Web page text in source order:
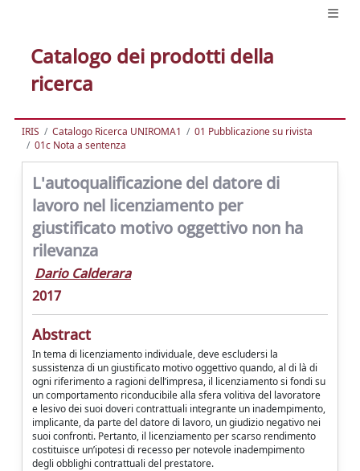
Catalogo dei prodotti della
ricerca
IRIS Catalogo Ricerca UNIROMA1
01 Pubblicazione su rivista
01c Nota a sentenza
L'autoqualificazione del datore di
lavoro nel licenziamento per
giustificato motivo oggettivo non ha
rilevanza
Dario Calderara
2017
Abstract
In tema di licenziamento individuale, deve escludersi la
sussistenza di un giustificato motivo oggettivo quando, al di là di
ogni riferimento a ragioni dell’impresa, il licenziamento si fondi su
un comportamento riconducibile alla sfera volitiva del lavoratore
e lesivo dei suoi doveri contrattuali integrante un inadempimento,
implicante, da parte del datore di lavoro, un giudizio negativo nei
suoi confronti. Pertanto, il licenziamento per scarso rendimento
costituisce un’ipotesi di recesso per notevole inadempimento
degli obblighi contrattuali del prestatore.